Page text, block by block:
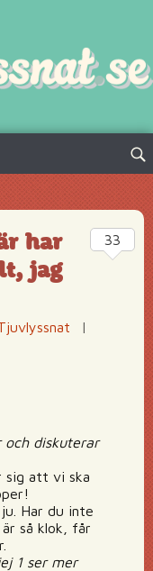
Sök
har
jag
|
och diskuterar
sig att vi ska
Har du inte
så klok, får
1 ser mer
33